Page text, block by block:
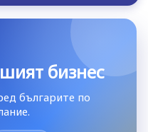
бизнес
българите по